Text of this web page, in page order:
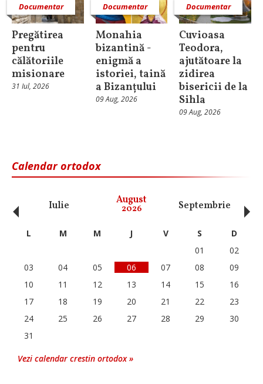
Documentar
Pregătirea
pentru
călătoriile
misionare
31 Iul, 2026
Documentar
Monahia
bizantină -
enigmă a
istoriei, taină
a Bizanțului
09 Aug, 2026
Documentar
Cuvioasa
Teodora,
ajutătoare la
zidirea
bisericii de la
Sihla
09 Aug, 2026
Calendar ortodox
Iulie August
2026 Septembrie
‹ L M M J V S
D
01
02
03
04 05 06 07 08
09
10
11 12 13 14 15
16
17
18 19 20 21 22
23
24
25 26 27 28 29
30
31
Vezi calendar crestin ortodox »